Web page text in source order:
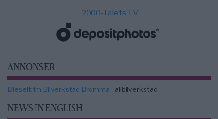
2000-Talets TV
ANNONSER
Dieseltrim Bilverkstad Bromma - allbilverkstad
NEWS IN ENGLISH